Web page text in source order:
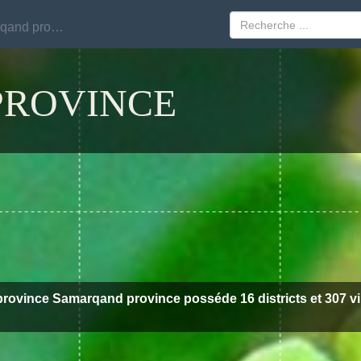
Samarqand province
Samarqand province posséde 16 districts et 307
Samarqand province